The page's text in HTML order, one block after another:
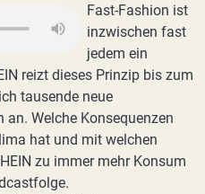
Fast-Fashion ist
inzwischen fast
jedem ein
reizt dieses Prinzip bis zum
tausende neue
Welche Konsequenzen
hat und mit welchen
zu immer mehr Konsum